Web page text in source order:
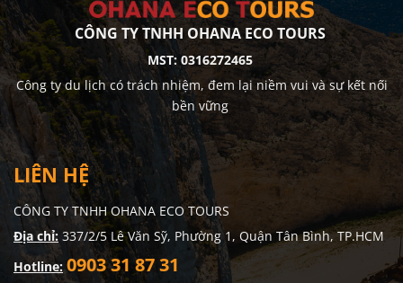
CÔNG TY TNHH OHANA ECO TOURS
MST: 0316272465
Công ty du lịch có trách nhiệm, đem lại niềm vui và sự kết nối
bền vững
LIÊN HỆ
CÔNG TY TNHH OHANA ECO TOURS
Địa chỉ: 337/2/5 Lê Văn Sỹ, Phường 1, Quận Tân Bình, TP.HCM
Hotline: 0903 31 87 31